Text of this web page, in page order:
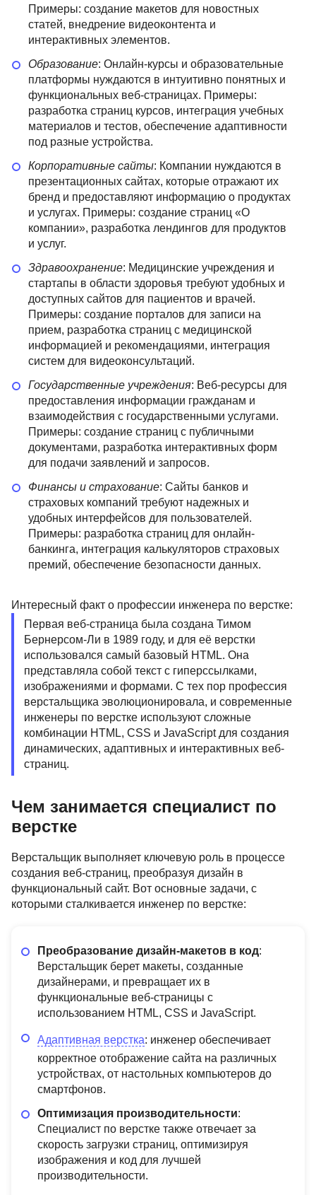
Примеры: создание макетов для новостных
статей, внедрение видеоконтента и
интерактивных элементов.
Образование: Онлайн-курсы и образовательные
платформы нуждаются в интуитивно понятных и
функциональных веб-страницах. Примеры:
разработка страниц курсов, интеграция учебных
материалов и тестов, обеспечение адаптивности
под разные устройства.
Корпоративные сайты: Компании нуждаются в
презентационных сайтах, которые отражают их
бренд и предоставляют информацию о продуктах
и услугах. Примеры: создание страниц «О
компании», разработка лендингов для продуктов
и услуг.
Здравоохранение: Медицинские учреждения и
стартапы в области здоровья требуют удобных и
доступных сайтов для пациентов и врачей.
Примеры: создание порталов для записи на
прием, разработка страниц с медицинской
информацией и рекомендациями, интеграция
систем для видеоконсультаций.
Государственные учреждения: Веб-ресурсы для
предоставления информации гражданам и
взаимодействия с государственными услугами.
Примеры: создание страниц с публичными
документами, разработка интерактивных форм
для подачи заявлений и запросов.
Финансы и страхование: Сайты банков и
страховых компаний требуют надежных и
удобных интерфейсов для пользователей.
Примеры: разработка страниц для онлайн-
банкинга, интеграция калькуляторов страховых
премий, обеспечение безопасности данных.
Интересный факт о профессии инженера по верстке:
Первая веб-страница была создана Тимом
Бернерсом-Ли в 1989 году, и для её верстки
использовался самый базовый HTML. Она
представляла собой текст с гиперссылками,
изображениями и формами. С тех пор профессия
верстальщика эволюционировала, и современные
инженеры по верстке используют сложные
комбинации HTML, CSS и JavaScript для создания
динамических, адаптивных и интерактивных веб-
страниц.
Чем занимается специалист по
верстке
Верстальщик выполняет ключевую роль в процессе
создания веб-страниц, преобразуя дизайн в
функциональный сайт. Вот основные задачи, с
которыми сталкивается инженер по верстке:
Преобразование дизайн-макетов в код:
Верстальщик берет макеты, созданные
дизайнерами, и превращает их в
функциональные веб-страницы с
использованием HTML, CSS и JavaScript.
Адаптивная верстка: инженер обеспечивает
корректное отображение сайта на различных
устройствах, от настольных компьютеров до
смартфонов.
Оптимизация производительности:
Специалист по верстке также отвечает за
скорость загрузки страниц, оптимизируя
изображения и код для лучшей
производительности.